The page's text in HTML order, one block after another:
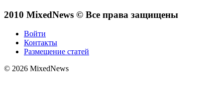
2010 MixedNews © Все права защищены
Войти
Контакты
Размещение статей
© 2026 MixedNews